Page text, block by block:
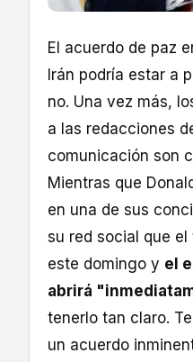
El acuerdo de paz
Irán podría estar a
no. Una vez más,
a las redacciones
comunicación son
Mientras que
en una de sus
su red social que
este domingo y el
abrirá
tenerlo tan claro.
un acuerdo